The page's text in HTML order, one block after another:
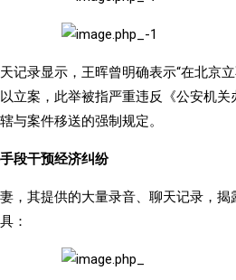
记录显示，王晖曾明确表示“在北京
立案，此举被指严重违反《公安机
与案件移送的强制规定。
段干预经济纠纷
，其提供的大量录音、聊天记录，
：